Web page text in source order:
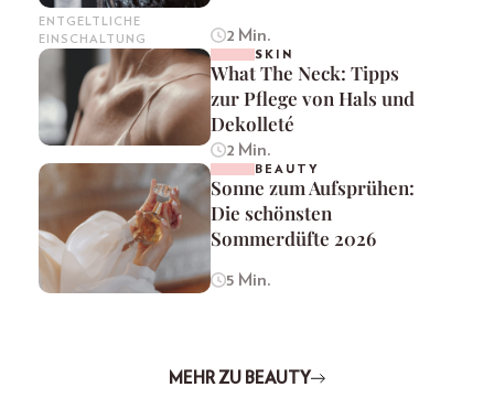
ENTGELTLICHE
EINSCHALTUNG
2 Min.
SKIN
What The Neck: Tipps
zur Pflege von Hals und
Dekolleté
2 Min.
BEAUTY
Sonne zum Aufsprühen:
Die schönsten
Sommerdüfte 2026
5 Min.
MEHR ZU BEAUTY